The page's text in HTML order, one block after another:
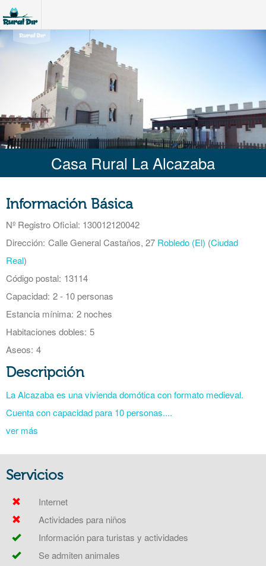
Casa Rural La Alcazaba
Información Básica
Nº Registro Oficial: 130012120042
Dirección: Calle General Castaños, 27 Robledo (El) (Ciudad
Real)
Código postal: 13114
Capacidad: 2 - 10 personas
Estancia mínima: 2 noches
Habitaciones dobles: 5
Aseos: 4
Descripción
La Alcazaba es una vivienda domótica con formato medieval.
Cuenta con capacidad para 10 personas....
ver más
Servicios
Internet
Actividades para niños
Información para turistas y actividades
Se admiten animales